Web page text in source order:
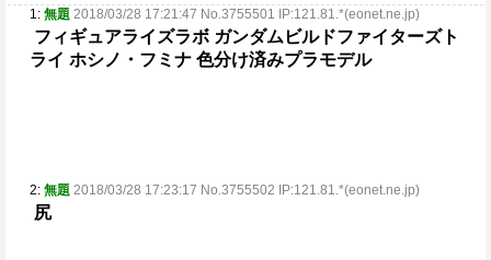
1: 無題 2018/03/28 17:21:47 No.3755501 IP:121.81.*(eonet.ne.jp)
フィギュアライズラボ ガンダムビルドファイターズト
ライ ホシノ・フミナ 色分け済みプラモデル
2: 無題 2018/03/28 17:23:17 No.3755502 IP:121.81.*(eonet.ne.jp)
尻